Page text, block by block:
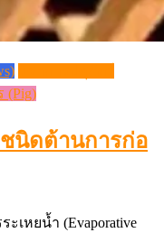
(Pig)
ชนิดต้านการก่อ
เหยน้ำ (Evaporative